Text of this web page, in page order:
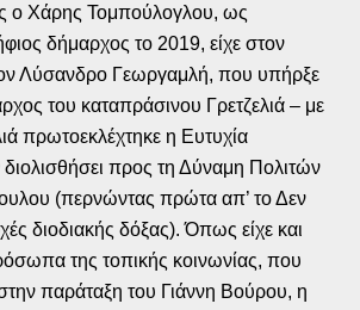
ο Χάρης Τομπούλογλου, ως
δήμαρχος το 2019, είχε στον
Λύσανδρο Γεωργαμλή, που υπήρξε
του καταπράσινου Γρετζελιά – με
πρωτοεκλέχτηκε η Ευτυχία
προς τη Δύναμη Πολιτών
(περνώντας πρώτα απ’ το Δεν
διοδιακής δόξας). Όπως είχε και
της τοπικής κοινωνίας, που
παράταξη του Γιάννη Βούρου, η